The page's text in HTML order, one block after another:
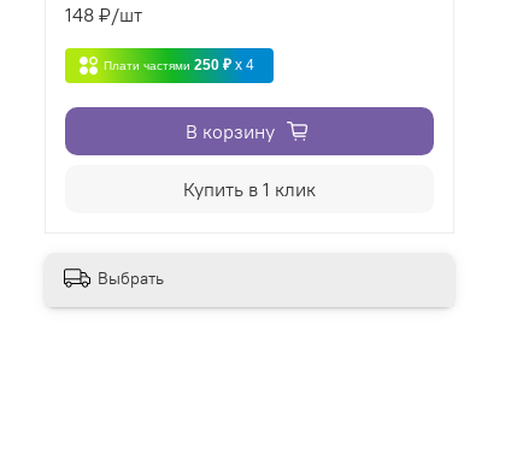
148 ₽/шт
Плати частями 250 ₽ x 4
В корзину
Купить в 1 клик
Выбрать